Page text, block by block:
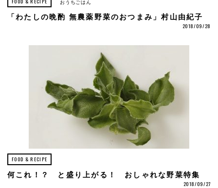
おうちごはん
「わたしの晩酌 無農薬野菜のおつまみ」村山由紀子
2018/09/28
FOOD & RECIPE
何これ！？ と盛り上がる！ おしゃれな野菜特集
2018/09/27